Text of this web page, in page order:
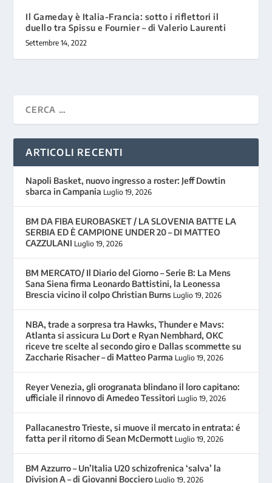
Il Gameday è Italia-Francia: sotto i riflettori il
duello tra Spissu e Fournier – di Valerio Laurenti
Settembre 14, 2022
ARTICOLI RECENTI
Napoli Basket, nuovo ingresso a roster: Jeff Dowtin
sbarca in Campania Luglio 19, 2026
BM DA FIBA EUROBASKET / LA SLOVENIA BATTE LA
SERBIA ED È CAMPIONE UNDER 20 – DI MATTEO
CAZZULANI Luglio 19, 2026
BM MERCATO/ Il Diario del Giorno – Serie B: La Mens
Sana Siena firma Leonardo Battistini, la Leonessa
Brescia vicino il colpo Christian Burns Luglio 19, 2026
NBA, trade a sorpresa tra Hawks, Thunder e Mavs:
Atlanta si assicura Lu Dort e Ryan Nembhard, OKC
riceve tre scelte al secondo giro e Dallas scommette su
Zaccharie Risacher – di Matteo Parma Luglio 19, 2026
Reyer Venezia, gli orogranata blindano il loro capitano:
ufficiale il rinnovo di Amedeo Tessitori Luglio 19, 2026
Pallacanestro Trieste, si muove il mercato in entrata: é
fatta per il ritorno di Sean McDermott Luglio 19, 2026
BM Azzurro – Un’Italia U20 schizofrenica ‘salva’ la
Division A – di Giovanni Bocciero Luglio 19, 2026